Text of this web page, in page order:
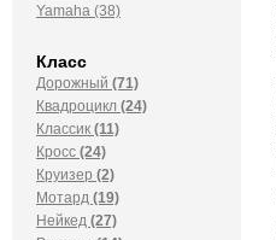
Yamaha (38)
Класс
Дорожный (71)
Квадроцикл (24)
Классик (11)
Кросс (24)
Круизер (2)
Мотард (19)
Нейкед (27)